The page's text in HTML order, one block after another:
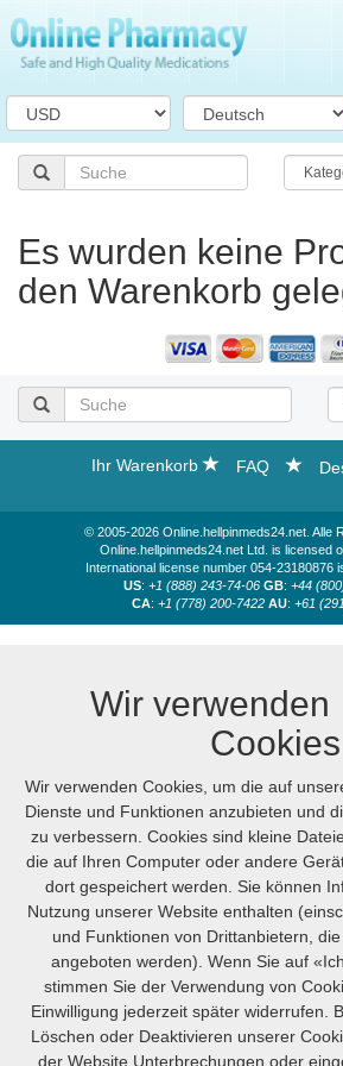
Es wurden keine
den Warenkorb
Ihr Warenkorb FAQ
© 2005-2026 Online.hellpinmeds24.net. Alle
Online.hellpinmeds24.net Ltd. is licensed
International license number 054-23180876
US: +1 (888) 243-74-06 GB: +44
CA: +1 (778) 200-7422 AU: +61
Wir verwenden
Cookies
Wir verwenden Cookies, um die auf
Dienste und Funktionen anzubieten und
zu verbessern. Cookies sind kleine
die auf Ihren Computer oder andere
dort gespeichert werden. Sie können
Nutzung unserer Website enthalten
und Funktionen von Drittanbietern,
angeboten werden). Wenn Sie auf
stimmen Sie der Verwendung von
Einwilligung jederzeit später widerrufen.
Löschen oder Deaktivieren unserer
der Website Unterbrechungen oder